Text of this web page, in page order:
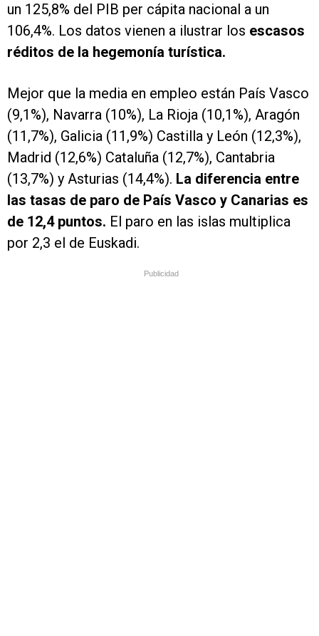
un 125,8% del PIB per cápita nacional a un
106,4%. Los datos vienen a ilustrar los escasos
réditos de la hegemonía turística.
Mejor que la media en empleo están País Vasco
(9,1%), Navarra (10%), La Rioja (10,1%), Aragón
(11,7%), Galicia (11,9%) Castilla y León (12,3%),
Madrid (12,6%) Cataluña (12,7%), Cantabria
(13,7%) y Asturias (14,4%). La diferencia entre
las tasas de paro de País Vasco y Canarias es
de 12,4 puntos. El paro en las islas multiplica
por 2,3 el de Euskadi.
Publicidad